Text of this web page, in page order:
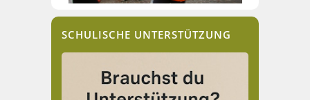
SCHULISCHE UNTERSTÜTZUNG